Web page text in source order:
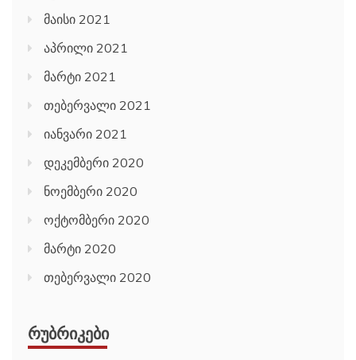
მაისი 2021
აპრილი 2021
მარტი 2021
თებერვალი 2021
იანვარი 2021
დეკემბერი 2020
ნოემბერი 2020
ოქტომბერი 2020
მარტი 2020
თებერვალი 2020
ᲠᲣᲑᲠᲘᲙᲔᲑᲘ